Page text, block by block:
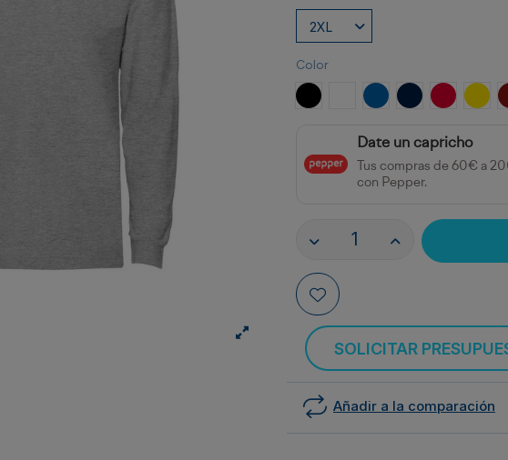
Color
NEGRO BLANCOROYAL MARINOROJO
Date un capricho
Tus compras de 60€ a
con Pepper.
SOLICITAR
Añadir a la comparación